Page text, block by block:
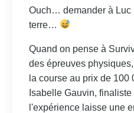
Ouch… demander à Luc
terre…
Quand on pense à
des épreuves
la course au prix de 100
Isabelle Gauvin,
l'expérience laisse une